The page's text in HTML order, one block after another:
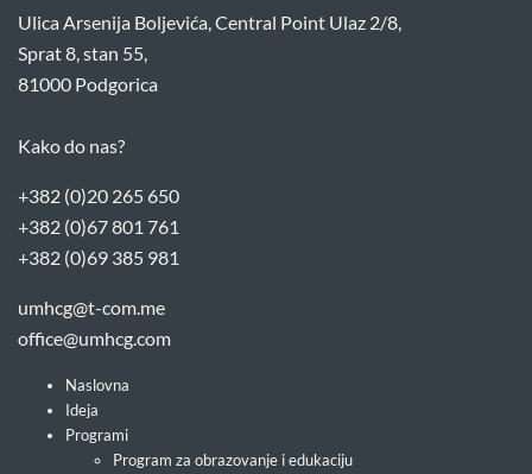
Ulica Arsenija Boljevića, Central Point Ulaz 2/8,
Sprat 8, stan 55,
81000 Podgorica
Kako do nas?
+382 (0)20 265 650
+382 (0)67 801 761
+382 (0)69 385 981
umhcg@t-com.me
office@umhcg.com
Naslovna
Ideja
Programi
Program za obrazovanje i edukaciju